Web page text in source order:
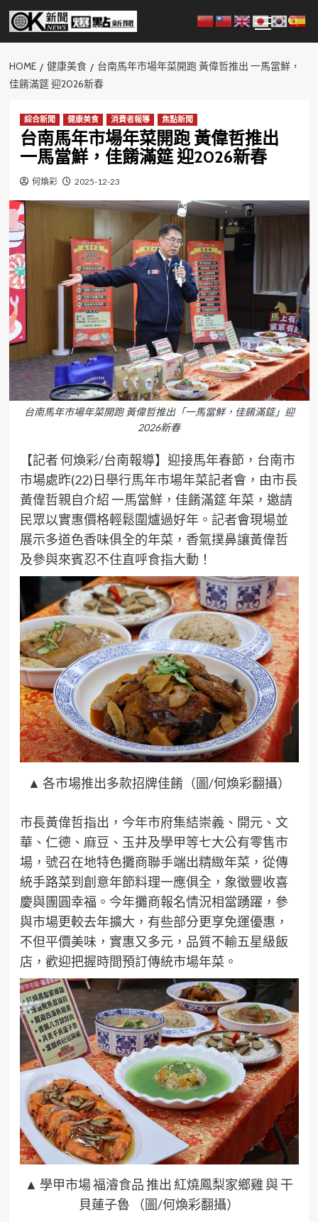
Skip
content
Menu
HOME 健康美食
台南馬年市場年菜開跑 黃偉哲推出 一馬當鮮，
佳餚滿筵 迎2026新春
綜合新聞 健康美食 消費者報導 焦點新聞
台南馬年市場年菜開跑 黃偉哲推出
一馬當鮮，佳餚滿筵 迎2026新春
何煥彩 2025-12-23
台南馬年市場年菜開跑 黃偉哲推出「一馬當鮮，佳餚滿筵」迎
2026新春
【記者 何煥彩/台南報導】迎接馬年春節，台南市
市場處昨(22)日舉行馬年市場年菜記者會，由市長
黃偉哲親自介紹 一馬當鮮，佳餚滿筵 年菜，邀請
民眾以實惠價格輕鬆圍爐過好年。記者會現場並
展示多道色香味俱全的年菜，香氣撲鼻讓黃偉哲
及參與來賓忍不住直呼食指大動！
▲ 各市場推出多款招牌佳餚（圖/何煥彩翻攝）
市長黃偉哲指出，今年市府集結崇義、開元、文
華、仁德、麻豆、玉井及學甲等七大公有零售市
場，號召在地特色攤商聯手端出精緻年菜，從傳
統手路菜到創意年節料理一應俱全，象徵豐收喜
慶與團圓幸福。今年攤商報名情況相當踴躍，參
與市場更較去年擴大，有些部分更享免運優惠，
不但平價美味，實惠又多元，品質不輸五星級飯
店，歡迎把握時間預訂傳統市場年菜。
▲ 學甲市場 福濬食品 推出 紅燒鳳梨家鄉雞 與 干
貝蓮子魯 （圖/何煥彩翻攝）